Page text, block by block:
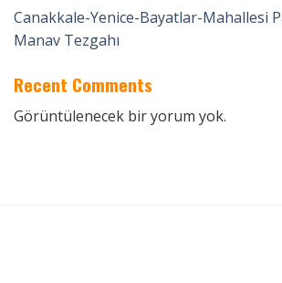
Canakkale-Yenice-Bayatlar-Mahallesi
Manav Tezgahı
Recent Comments
Görüntülenecek bir yorum yok.